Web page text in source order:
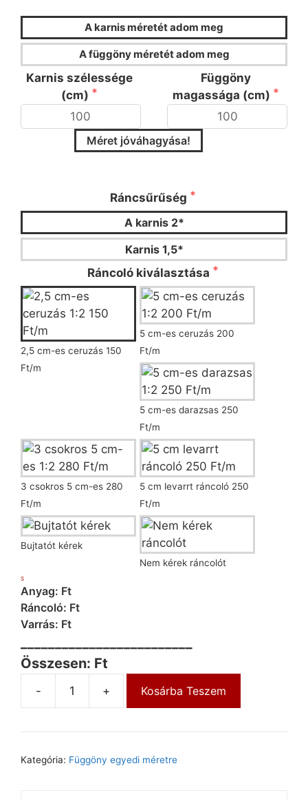
A karnis méretét adom meg
A függöny méretét adom meg
Karnis szélessége
(cm)
Függöny
magassága (cm)
Méret jóváhagyása!
Ráncsűrűség
A karnis 2*
Karnis 1,5*
Ráncoló kiválasztása
2,5 cm-es ceruzás 150
Ft/m
5 cm-es ceruzás 200
Ft/m
5 cm-es darazsas 250
Ft/m
3 csokros 5 cm-es 280
Ft/m
5 cm levarrt ráncoló 250
Ft/m
Bujtatót kérek
Nem kérek ráncolót
S
Anyag: Ft
Ráncoló: Ft
Varrás: Ft
Összesen: Ft
- + Kosárba Teszem
Kategória: Függöny egyedi méretre